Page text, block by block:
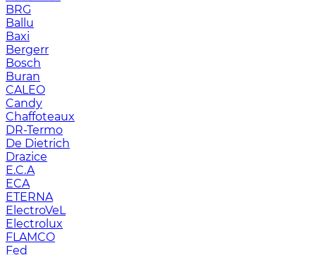
BRG
Ballu
Baxi
Bergerr
Bosch
Buran
CALEO
Candy
Chaffoteaux
DR-Termo
De Dietrich
Drazice
E.C.A
ECA
ETERNA
ElectroVeL
Electrolux
FLAMCO
Fed